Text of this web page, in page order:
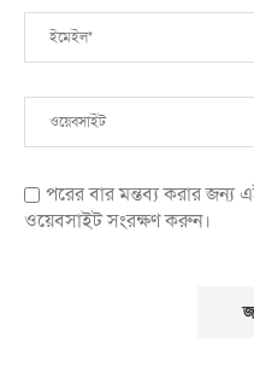
পরের বার মন্তব্য করার জন্য
ওয়েবসাইট সংরক্ষণ করুন।